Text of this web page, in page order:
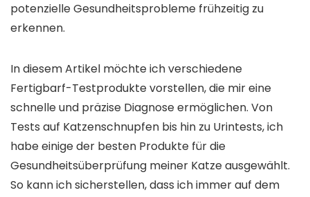
potenzielle Gesundheitsprobleme frühzeitig zu
erkennen.
In diesem Artikel möchte ich verschiedene
Fertigbarf-Testprodukte vorstellen, die mir eine
schnelle und präzise Diagnose ermöglichen. Von
Tests auf Katzenschnupfen bis hin zu Urintests, ich
habe einige der besten Produkte für die
Gesundheitsüberprüfung meiner Katze ausgewählt.
So kann ich sicherstellen, dass ich immer auf dem